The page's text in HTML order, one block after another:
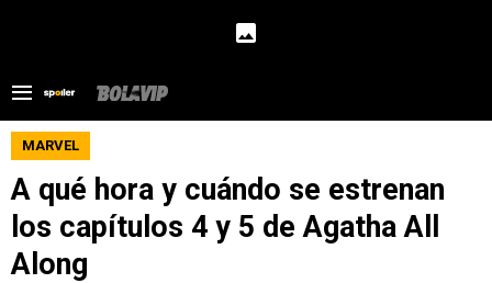
MARVEL
A qué hora y cuándo se estrenan
los capítulos 4 y 5 de Agatha All
Along